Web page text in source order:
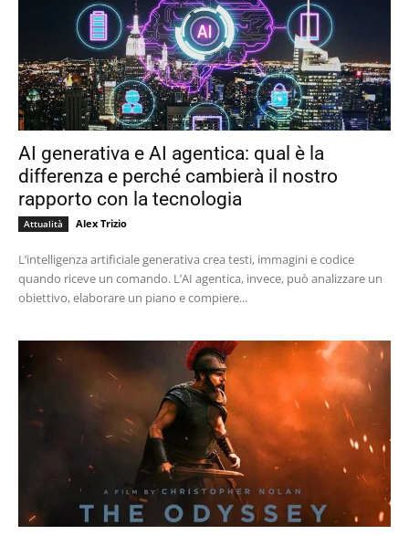
AI generativa e AI agentica: qual è la
differenza e perché cambierà il nostro
rapporto con la tecnologia
Attualità Alex Trizio
L’intelligenza artificiale generativa crea testi, immagini e codice
quando riceve un comando. L’AI agentica, invece, può analizzare un
obiettivo, elaborare un piano e compiere...